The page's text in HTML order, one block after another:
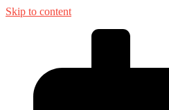
Skip to content